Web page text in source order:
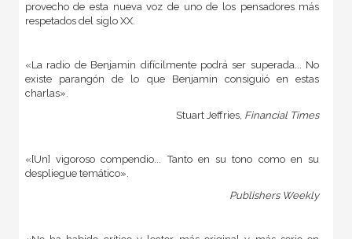
provecho de esta nueva voz de uno de los pensadores más
respetados del siglo XX.
«La radio de Benjamin difícilmente podrá ser superada... No
existe parangón de lo que Benjamin consiguió en estas
charlas».
Stuart Jeffries, Financial Times
«[Un] vigoroso compendio... Tanto en su tono como en su
despliegue temático».
Publishers Weekly